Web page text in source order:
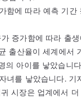
함에 따라 예측 기
증가함에 따라 출
출산율이 세계에서
아이를 낳았습니
녀를 낳았습니다.
시장은 업계에서